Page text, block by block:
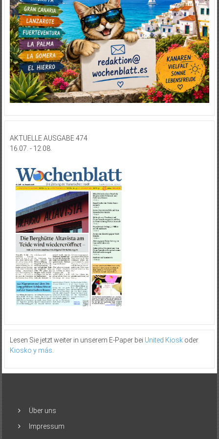
AKTUELLE AUSGABE 474
16.07. - 12.08.
Lesen Sie jetzt weiter in unserem E-Paper bei United Kioskoder
Kiosko y más
Über uns
Impressum